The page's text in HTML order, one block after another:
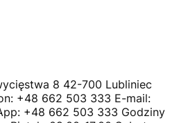
8 42-700 Lubliniec
+48 662 503 333 E-mail:
+48 662 503 333 Godziny